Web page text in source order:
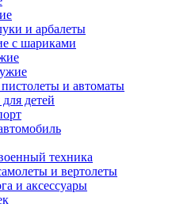
и арбалеты
с шариками
и автоматы
детей
техника
и вертолеты
и аксессуары